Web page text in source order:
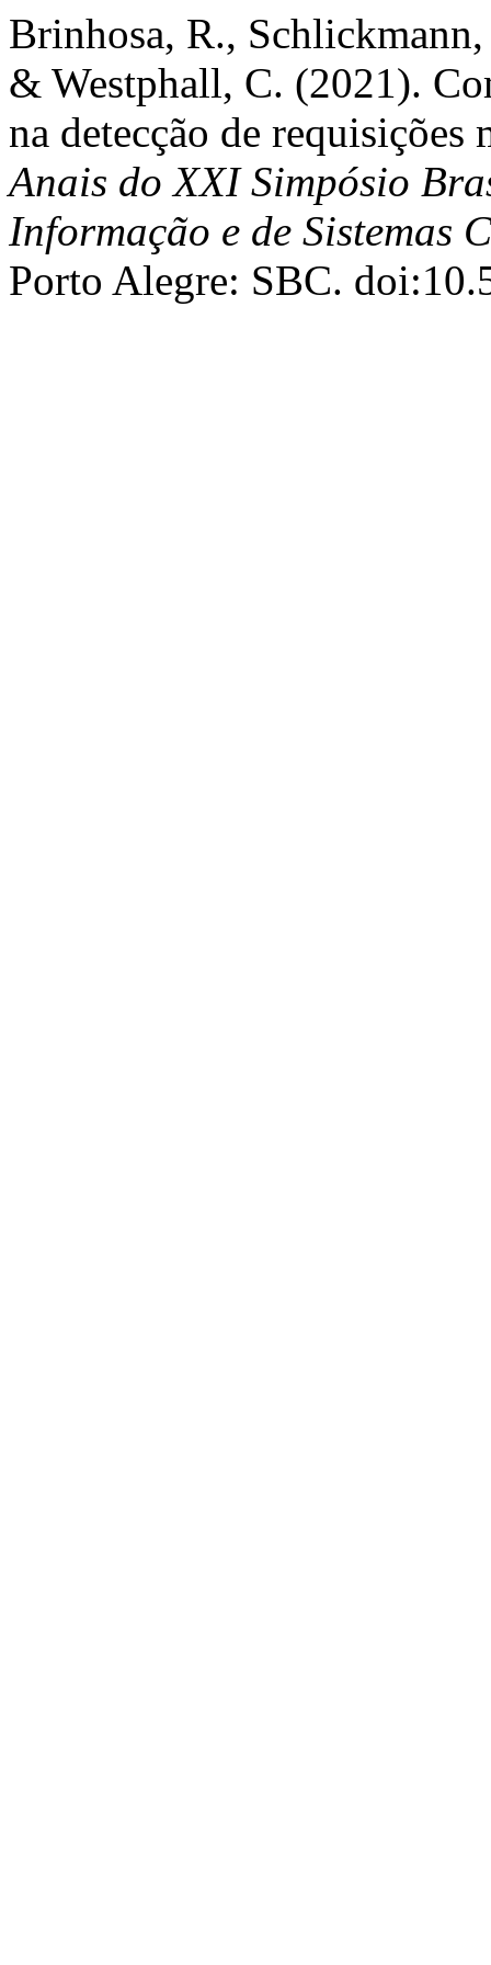
Brinhosa, R.,
& Westphall, C. (2021).
na detecção de requisições
Anais do XXI Simpósio
Informação e de Sistemas
Porto Alegre: SBC.